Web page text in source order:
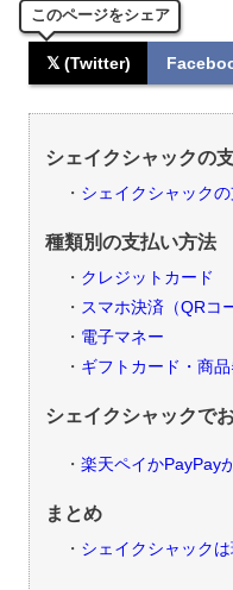
このページをシェア
𝕏 (Twitter)
シェイクシャックの
シェイクシャック
種類別の支払い方法
クレジットカード
スマホ決済（QRコ
電子マネー
ギフトカード・商品
シェイクシャックで
楽天ペイかPayPay
まとめ
シェイクシャック